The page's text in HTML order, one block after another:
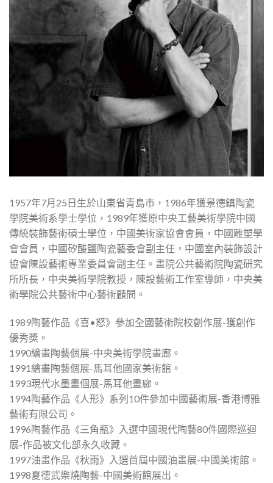
1957年7月25日生於山東省青島市，1986年獲景德鎮陶瓷
學院美術系學士學位，1989年獲原中央工藝美術學院中國
傳統裝飾藝術碩士學位，中國美術家協會會員，中國雕塑學
會會員，中國矽酸鹽陶瓷藝委會副主任，中國室內裝飾設計
協會陳設藝術專業委員會副主任。畫院公共藝術院陶瓷研究
所所長，中央美術學院教授，陳設藝術工作室導師，中央美
術學院公共藝術中心藝術顧問。
1989陶藝作品《喜•怒》參加全國藝術院校創作展-獲創作
優秀獎。
1990繪畫陶藝個展-中央美術學院畫廊。
1991繪畫陶藝個展-馬耳他國家美術館。
1993現代水墨畫個展-馬耳他畫廊。
1994陶藝作品《人形》系列10件參加中國藝術展-香港博雅
藝術有限公司。
1996陶藝作品《三角瓶》入選中國現代陶藝80件國際巡迴
展-作品被文化部永久收藏。
1997油畫作品《秋雨》入選首屆中國油畫展-中國美術館。
1998夏德武樂燒陶藝-中國美術館展出。